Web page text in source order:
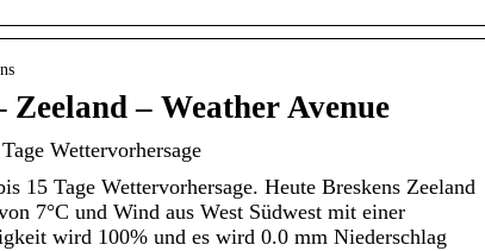
Zeeland – Weather Avenue
Wettervorhersage
15 Tage Wettervorhersage. Heute Breskens Zeeland
7°C und Wind aus West Südwest mit einer
wird 100% und es wird 0.0 mm Niederschlag